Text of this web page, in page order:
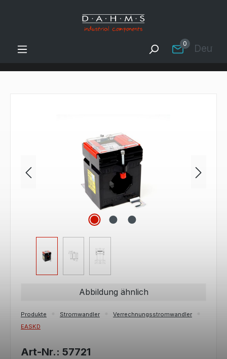
Zum Hauptinhalt springen
0
Abbildung ähnlich
Produkte Stromwandler
Verrechnungsstromwandler
EASKD
Art-Nr.: 57721